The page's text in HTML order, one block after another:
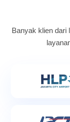
Banyak klien dari